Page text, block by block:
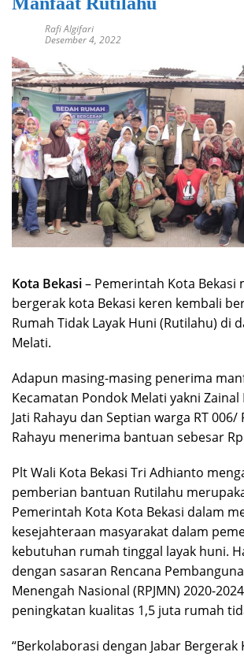
Rafi Algifari
Desember 4, 2022
Kota Bekasi– Pemerintah Kota Bekasi
bergerak kota Bekasi keren kembali
Rumah Tidak Layak Huni (Rutilahu) di
Melati.
Adapun masing-masing penerima
Kecamatan Pondok Melati yakni Zainal
Jati Rahayu dan Septian warga RT 006/
Rahayu menerima bantuan sebesar
Plt Wali Kota Bekasi Tri Adhianto
pemberian bantuan Rutilahu
Pemerintah Kota Kota Bekasi dalam
kesejahteraan masyarakat dalam
kebutuhan rumah tinggal layak huni.
dengan sasaran Rencana
Menengah Nasional (RPJMN) 2020-
peningkatan kualitas 1,5 juta rumah
“Berkolaborasi dengan Jabar Bergerak